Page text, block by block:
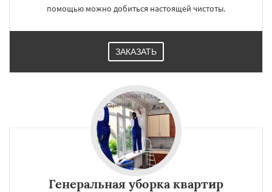
помощью можно добиться настоящей чистоты.
ЗАКАЗАТЬ
Генеральная уборка квартир